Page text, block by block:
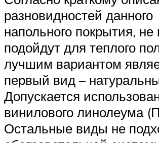
разновидностей данного
напольного покрытия, не
подойдут для теплого
лучшим вариантом
первый вид –
Допускается
винилового линолеума
Остальные виды не